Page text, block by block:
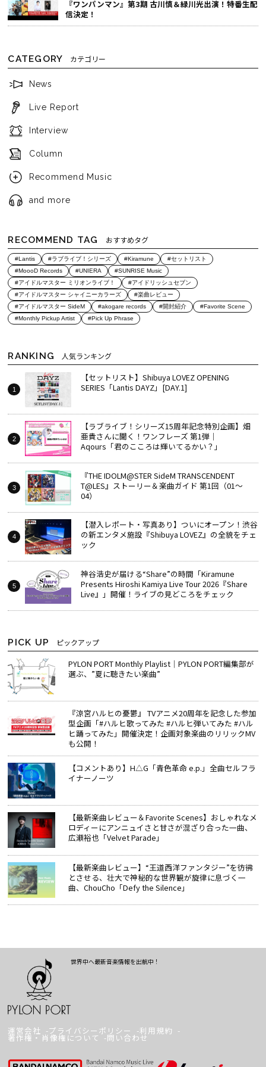
『ワンパンマン』第3期 古川慎＆緑川光出演！特番生配
信決定！
CATEGORY カテゴリー
News
Live Report
Interview
Column
Recommend Music
and more
RECOMMEND TAG おすすめタグ
#Lantis #ラブライブ！シリーズ #Kiramune
#セットリスト
#MoooD Records
#UNIERA
#SUNRISE Music
#アイドルマスター ミリオンライブ！
#アイドリッシュセブン
#アイドルマスター シャイニーカラーズ
#楽曲レビュー
#アイドルマスター SideM
#akogare records #開封紹介
#Favorite Scene
#Monthly Pickup Artist
#Pick Up Phrase
RANKING 人気ランキング
【セットリスト】Shibuya LOVEZ OPENING
SERIES「Lantis DAYZ」[DAY.1]
【ラブライブ！シリーズ15周年記念特別企画】畑
亜貴さんに聞く！ワンフレーズ 第1弾｜
Aqours「君のこころは輝いてるかい？」
『THE IDOLM@STER SideM TRANSCENDENT
T@LES』ストーリー＆楽曲ガイド 第1回（01～
04）
【潜入レポート・写真あり】ついにオープン！渋谷
の新エンタメ施設『Shibuya LOVEZ』の全貌をチェ
ック
神谷浩史が届ける“Share”の時間――「Kiramune
Presents Hiroshi Kamiya Live Tour 2026『Share
Live』」開催！ライブの見どころをチェック
PICK UP ピックアップ
PYLON PORT Monthly Playlist│PYLON PORT編集部が
選ぶ、”夏に聴きたい楽曲”
『涼宮ハルヒの憂鬱』 TVアニメ20周年を記念した参加
型企画「#ハルヒ歌ってみた #ハルヒ弾いてみた #ハル
ヒ踊ってみた」開催決定！企画対象楽曲のリリックMV
も公開！
【コメントあり】H△G「青色革命 e.p.」全曲セルフラ
イナーノーツ
【最新楽曲レビュー＆Favorite Scenes】おしゃれなメ
ロディーにアンニュイさと甘さが混ざり合った一曲、
広瀬裕也「Velvet Parade」
【最新楽曲レビュー】“王道西洋ファンタジー”を彷彿
とさせる、壮大で神秘的な世界観が旋律に息づく一
曲、ChouCho「Defy the Silence」
世界中へ最新音楽情報を出航中！
運営会社 プライバシーポリシー 利用規約
著作権・肖像権について 問い合わせ